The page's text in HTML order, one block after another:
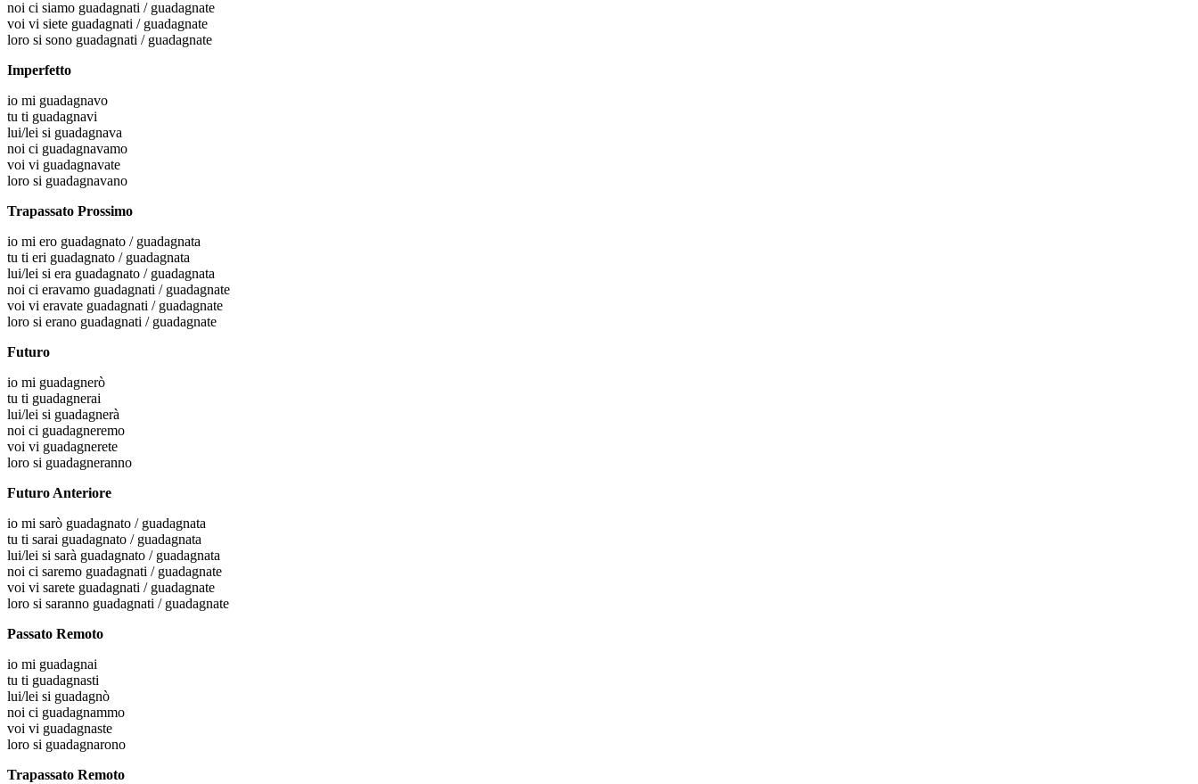
noi ci siamo guadagnati / guadagnate
voi vi siete guadagnati / guadagnate
loro si sono guadagnati / guadagnate
Imperfetto
io mi guadagnavo
tu ti guadagnavi
lui/lei si guadagnava
noi ci guadagnavamo
voi vi guadagnavate
loro si guadagnavano
Trapassato Prossimo
io mi ero guadagnato / guadagnata
tu ti eri guadagnato / guadagnata
lui/lei si era guadagnato / guadagnata
noi ci eravamo guadagnati / guadagnate
voi vi eravate guadagnati / guadagnate
loro si erano guadagnati / guadagnate
Futuro
io mi guadagnerò
tu ti guadagnerai
lui/lei si guadagnerà
noi ci guadagneremo
voi vi guadagnerete
loro si guadagneranno
Futuro Anteriore
io mi sarò guadagnato / guadagnata
tu ti sarai guadagnato / guadagnata
lui/lei si sarà guadagnato / guadagnata
noi ci saremo guadagnati / guadagnate
voi vi sarete guadagnati / guadagnate
loro si saranno guadagnati / guadagnate
Passato Remoto
io mi guadagnai
tu ti guadagnasti
lui/lei si guadagnò
noi ci guadagnammo
voi vi guadagnaste
loro si guadagnarono
Trapassato Remoto